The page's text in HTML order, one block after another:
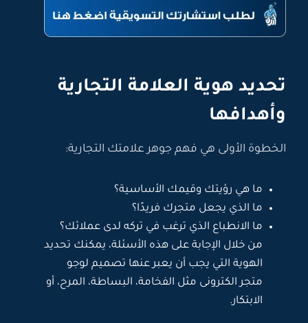
تحديد هوية العلامة التجارية
وأهدافها
الخطوة الأولى هي فهم جوهر علامتك التجارية:
ما هي رؤيتك وقيمك الأساسية؟
ما الذي يجعل متجرك فريدًا؟
ما الانطباع الذي ترغب في تركه لدى عملائك؟
من خلال الإجابة على هذه الأسئلة، يمكنك تحديد
الهوية التي يجب أن يعبر عنها تصميم لوجو
متجر الكترونى مثل الفخامة، البساطة، المرح، أو
الابتكار.